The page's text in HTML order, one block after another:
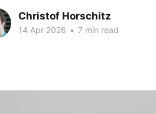
Christof Horschitz
14 Apr 2026 • 7 min read